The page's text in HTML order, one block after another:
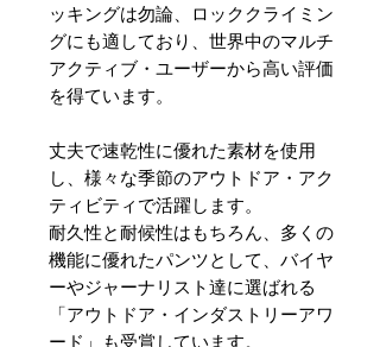
ッキングは勿論、ロッククライミン
グにも適しており、世界中のマルチ
アクティブ・ユーザーから高い評価
を得ています。
丈夫で速乾性に優れた素材を使用
し、様々な季節のアウトドア・アク
ティビティで活躍します。
耐久性と耐候性はもちろん、多くの
機能に優れたパンツとして、バイヤ
ーやジャーナリスト達に選ばれる
「アウトドア・インダストリーアワ
ード」も受賞しています。